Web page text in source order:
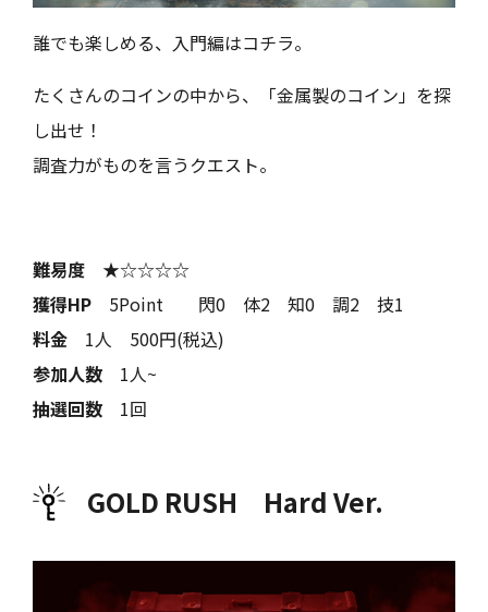
誰でも楽しめる、入門編はコチラ。
たくさんのコインの中から、「金属製のコイン」を探
し出せ！
調査力がものを言うクエスト。
難易度 ★☆☆☆☆
獲得HP 5Point 閃0 体2 知0 調2 技1
料金 1人 500円(税込)
参加人数 1人~
抽選回数 1回
GOLD RUSH Hard Ver.